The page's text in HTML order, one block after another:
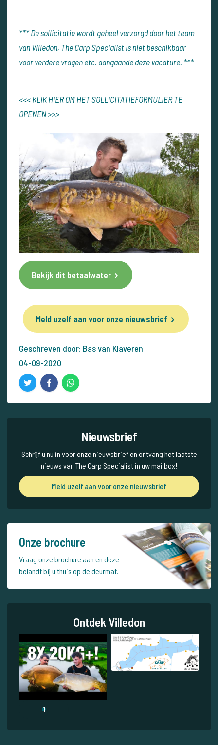
*** De sollicitatie wordt geheel verzorgd door het team
van Villedon, The Carp Specialist is niet beschikbaar
voor verdere vragen etc. aangaande deze vacature. ***
<<< KLIK HIER OM HET SOLLICITATIEFORMULIER TE
OPENEN >>>
Bekijk dit betaalwater
Meld uzelf aan voor onze nieuwsbrief
Geschreven door: Bas van Klaveren
04-09-2020
Nieuwsbrief
Schrijf u nu in voor onze nieuwsbrief en ontvang het laatste
nieuws van The Carp Specialist in uw mailbox!
Meld uzelf aan voor onze nieuwsbrief
Onze brochure
Vraag onze brochure aan en deze
belandt bij u thuis op de deurmat.
Ontdek Villedon
1